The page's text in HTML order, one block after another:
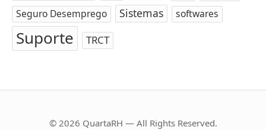
Seguro Desemprego Sistemas softwares
Suporte TRCT
© 2026 QuartaRH — All Rights Reserved.